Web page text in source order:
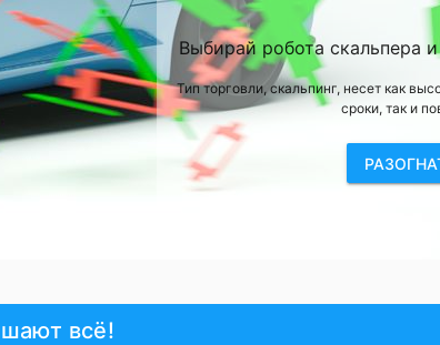
Выбирай робота скальпера
Тип торговли, скальпинг, несет как
сроки, так и
всё!